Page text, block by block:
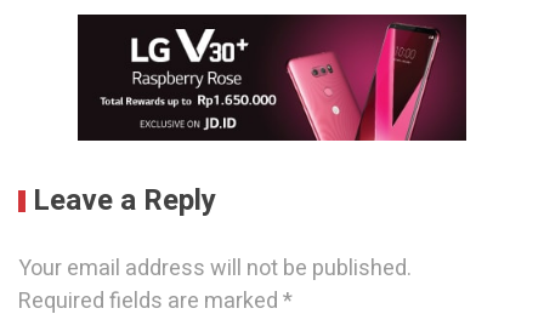
Leave a Reply
Your email address will not be published.
Required fields are marked*